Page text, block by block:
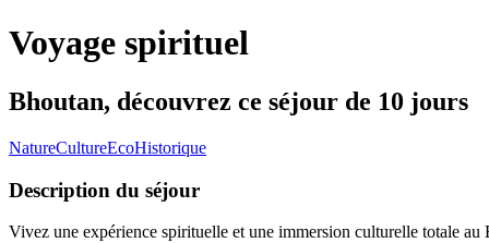
Voyage spirituel
Bhoutan, découvrez ce séjour de 10 jours
NatureCultureEcoHistorique
Description du séjour
Vivez une expérience spirituelle et une immersion culturelle totale au